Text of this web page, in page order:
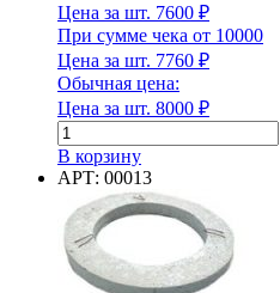
Марка стали
Мин. рабочая температура
Мин. рабочая температура
Наличие перфорации
Цена за шт. 7600 ₽
При сумме чека от 10000
Цена за шт. 7760 ₽
Обычная цена:
Цена за шт. 8000 ₽
Количество
товара
Кольцо
15-
П/
В корзину
АРТ: 00013